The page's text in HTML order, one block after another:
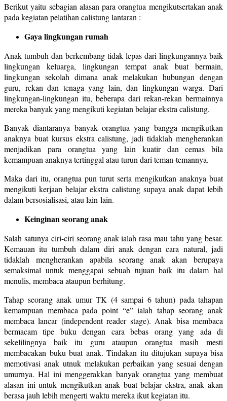
Berikut yaitu sebagian alasan para orangtua mengikutsertakan anak
pada kegiatan pelatihan calistung lantaran :
Gaya lingkungan rumah
Anak tumbuh dan berkembang tidak lepas dari lingkungannya baik
lingkungan keluarga, lingkungan tempat anak buat bermain,
lingkungan sekolah dimana anak melakukan hubungan dengan
guru, rekan dan tenaga yang lain, dan lingkungan warga. Dari
lingkungan-lingkungan itu, beberapa dari rekan-rekan bermainnya
mereka banyak yang mengikuti kegiatan belajar ekstra calistung.
Banyak diantaranya banyak orangtua yang bangga mengikutkan
anaknya buat kursus ekstra calistung, jadi tidaklah mengherankan
menjadikan para orangtua yang lain kuatir dan cemas bila
kemampuan anaknya tertinggal atau turun dari teman-temannya.
Maka dari itu, orangtua pun turut serta mengikutkan anaknya buat
mengikuti kerjaan belajar ekstra calistung supaya anak dapat lebih
dalam bersosialisasi, atau lain-lain.
Keinginan seorang anak
Salah satunya ciri-ciri seorang anak ialah rasa mau tahu yang besar.
Kemauan itu tumbuh dalam diri anak dengan cara natural, jadi
tidaklah mengherankan apabila seorang anak akan berupaya
semaksimal untuk menggapai sebuah tujuan baik itu dalam hal
menulis, membaca ataupun berhitung.
Tahap seorang anak umur TK (4 sampai 6 tahun) pada tahapan
kemampuan membaca pada point “e” ialah tahap seorang anak
membaca lancar (independent reader stage). Anak bisa membaca
bermacam tipe buku dengan cara bebas orang yang ada di
sekelilingnya baik itu guru ataupun orangtua masih mesti
membacakan buku buat anak. Tindakan itu ditujukan supaya bisa
memotivasi anak utnuk melakukan perbaikan yang sesuai dengan
umurnya. Hal ini menggerakkan banyak orangtua yang membuat
alasan ini untuk mengikutkan anak buat belajar ekstra, anak akan
berasa jauh lebih mengerti waktu mereka ikut kegiatan itu.